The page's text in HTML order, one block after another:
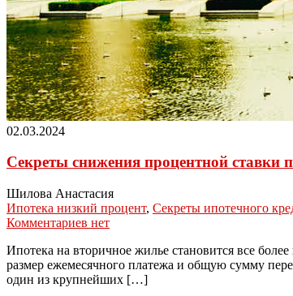
02.03.2024
Секреты снижения процентной ставки
Шилова Анастасия
Ипотека низкий процент, Секреты ипотечного
Комментариев нет
Ипотека на вторичное жилье становится все
размер ежемесячного платежа и общую сумму
один из крупнейших […]